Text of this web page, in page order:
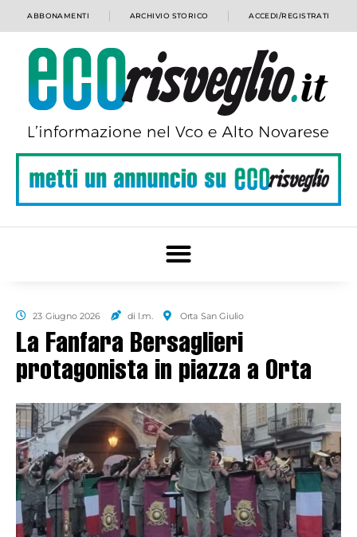
ABBONAMENTI ARCHIVIO STORICO ACCEDI/REGISTRATI
23 Giugno 2026 di l.m. Orta San Giulio
La Fanfara Bersaglieri
protagonista in piazza a Orta